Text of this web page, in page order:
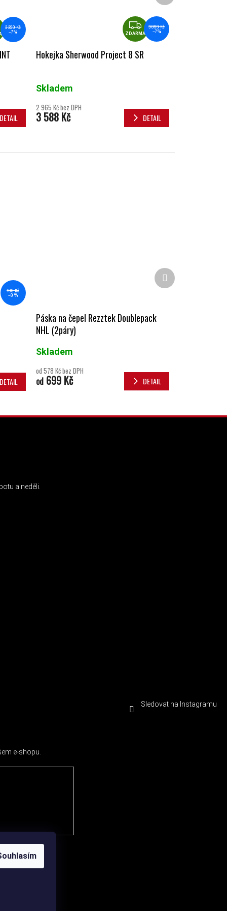
199 Kč
–9 %
DETAIL
Páska na čepel Rezztek Doublepack
NHL (2páry)
Skladem
od 578 Kč bez DPH
od699 Kč DETAIL
Další produkt
3 299 Kč
–7 %
DETAIL
ZDARMA
ZDARMA
3 899 Kč
–7 %
Hokejka Sherwood Project 8 SR
Skladem
2 965 Kč bez DPH
3 588 Kč DETAIL
a neděli.
Sledovat na Instagramu
e-shopu.